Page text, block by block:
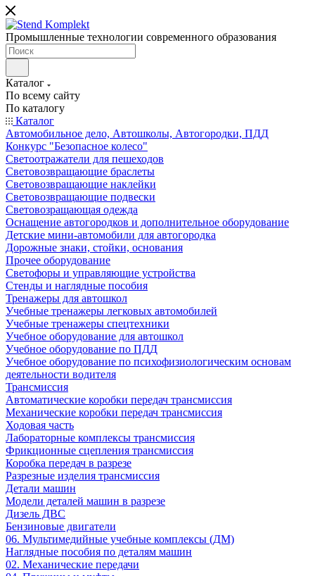
Промышленные технологии современного образования
Каталог
По всему сайту
По каталогу
Каталог
Автомобильное дело, Автошколы, Автогородки, ПДД
Конкурс "Безопасное колесо"
Светоотражатели для пешеходов
Световозвращающие браслеты
Световозвращающие наклейки
Световозвращающие подвески
Световозращающая одежда
Оснащение автогородков и дополнительное оборудование
Детские мини-автомобили для автогородка
Дорожные знаки, стойки, основания
Прочее оборудование
Светофоры и управляющие устройства
Стенды и наглядные пособия
Тренажеры для автошкол
Учебные тренажеры легковых автомобилей
Учебные тренажеры спецтехники
Учебное оборудование для автошкол
Учебное оборудование по ПДД
Учебное оборудование по психофизиологическим основам
деятельности водителя
Трансмиссия
Автоматические коробки передач трансмиссия
Механические коробки передач трансмиссия
Ходовая часть
Лабораторные комплексы трансмиссия
Фрикционные сцепления трансмиссия
Коробка передач в разрезе
Разрезные изделия трансмиссия
Детали машин
Модели деталей машин в разрезе
Дизель ДВС
Бензиновые двигатели
06. Мультимедийные учебные комплексы (ДМ)
Наглядные пособия по деталям машин
02. Механические передачи